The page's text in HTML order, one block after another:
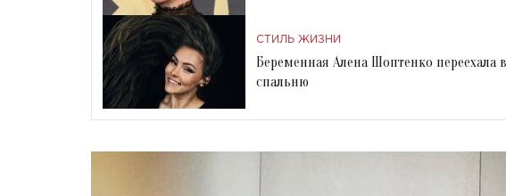
СТИЛЬ ЖИЗНИ
Беременная Алена Шоптенко
спальню